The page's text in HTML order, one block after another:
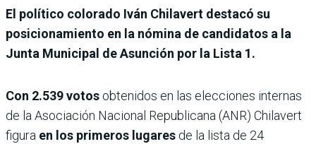
El político colorado Iván Chilavert destacó su
posicionamiento en la nómina de candidatos a la
Junta Municipal de Asunción por la Lista 1.
Con 2.539 votos obtenidos en las elecciones internas
de la Asociación Nacional Republicana (ANR) Chilavert
figura en los primeros lugares de la lista de 24